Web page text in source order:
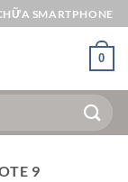
SMARTPHONE
0
9